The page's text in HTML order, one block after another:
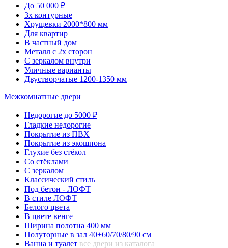
До 50 000 ₽
3х контурные
Хрущевки 2000*800 мм
Для квартир
В частный дом
Металл с 2х сторон
С зеркалом внутри
Уличные варианты
Двустворчатые 1200-1350 мм
Межкомнатные двери
Недорогие до 5000 ₽
Гладкие недорогие
Покрытие из ПВХ
Покрытие из экошпона
Глухие без стёкол
Со стёклами
С зеркалом
Классический стиль
Под бетон - ЛОФТ
В стиле ЛОФТ
Белого цвета
В цвете венге
Ширина полотна 400 мм
Полуторные в зал 40+60/70/80/90 см
Ванна и туалет все двери из каталога